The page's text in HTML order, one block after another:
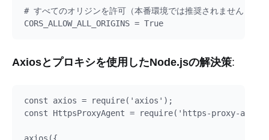
# すべてのオリジンを許可（本番環境では推奨されません）
Axiosとプロキシを使用したNode.jsの解決策:
const axios = require('axios');
const HttpsProxyAgent = require('https-proxy-